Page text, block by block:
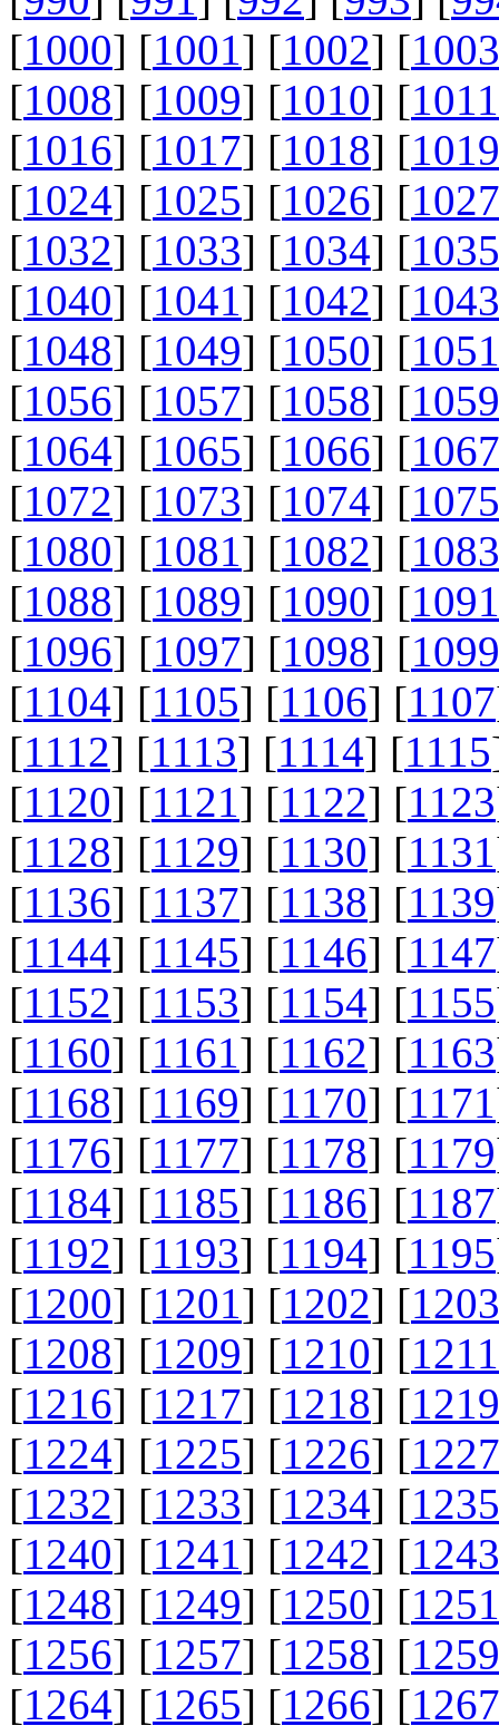
[1000] [1001] [1002] [1003
[1008] [1009] [1010] [1011
[1016] [1017] [1018] [1019
[1024] [1025] [1026] [1027
[1032] [1033] [1034] [1035
[1040] [1041] [1042] [1043
[1048] [1049] [1050] [1051
[1056] [1057] [1058] [1059
[1064] [1065] [1066] [1067
[1072] [1073] [1074] [1075
[1080] [1081] [1082] [1083
[1088] [1089] [1090] [1091
[1096] [1097] [1098] [1099
[1104] [1105] [1106] [1107
[1112] [1113] [1114] [1115
[1120] [1121] [1122] [1123
[1128] [1129] [1130] [1131
[1136] [1137] [1138] [1139
[1144] [1145] [1146] [1147
[1152] [1153] [1154] [1155
[1160] [1161] [1162] [1163
[1168] [1169] [1170] [1171
[1176] [1177] [1178] [1179
[1184] [1185] [1186] [1187
[1192] [1193] [1194] [1195
[1200] [1201] [1202] [1203
[1208] [1209] [1210] [1211
[1216] [1217] [1218] [1219
[1224] [1225] [1226] [1227
[1232] [1233] [1234] [1235
[1240] [1241] [1242] [1243
[1248] [1249] [1250] [1251
[1256] [1257] [1258] [1259
[1264] [1265] [1266] [1267